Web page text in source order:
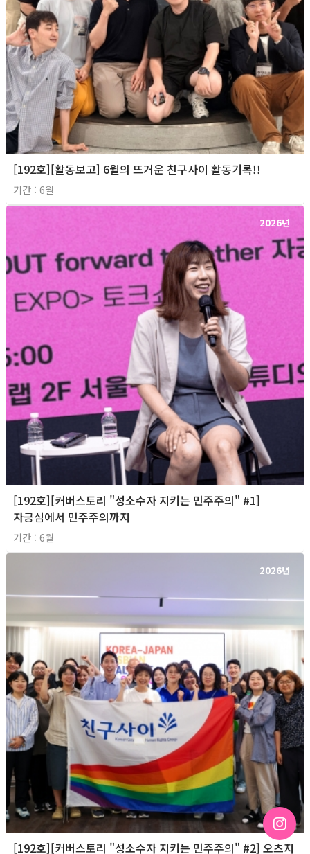
[192호][활동보고] 6월의 뜨거운 친구사이 활동기록!!
기간 : 6월
2026년
[192호][커버스토리 "성소수자 지키는 민주주의" #1]
자긍심에서 민주주의까지
기간 : 6월
2026년
[192호][커버스토리 "성소수자 지키는 민주주의" #2] 오츠지